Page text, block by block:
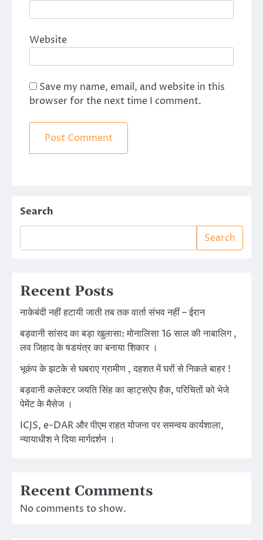
Website
Save my name, email, and website in this
browser for the next time I comment.
Search
Search
Recent Posts
नाकेबंदी नहीं हटायी जाती तब तक वार्ता संभव नहीं – ईरान
बड़वानी सांसद का बड़ा खुलासा: मोनालिसा 16 साल की नाबालिग ,
लव जिहाद के षडयंत्र का बनाया शिकार ।
भूकंप के झटके से घबराए ग्रामीण , दहशत में घरों से निकले बाहर !
बड़वानी कलेक्टर जयति सिंह का व्हाट्सऐप हैक, परिचितों को भेजे
पेमेंट के मैसेज ।
ICJS, e-DAR और पीएम राहत योजना पर समन्वय कार्यशाला,
न्यायाधीश ने दिया मार्गदर्शन ।
Recent Comments
No comments to show.